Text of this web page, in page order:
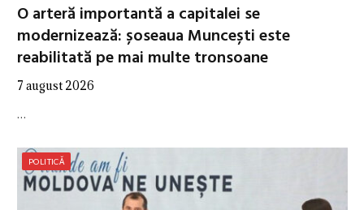
O arteră importantă a capitalei se
modernizează: șoseaua Muncești este
reabilitată pe mai multe tronsoane
7 august 2026
…
POLITICĂ